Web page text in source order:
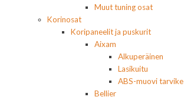
Muut tuning osat
Korinosat
Koripaneelit ja puskurit
Aixam
Alkuperäinen
Lasikuitu
ABS-muovi tarvike
Bellier